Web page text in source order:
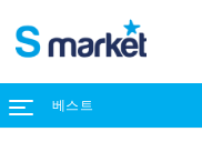
베스트